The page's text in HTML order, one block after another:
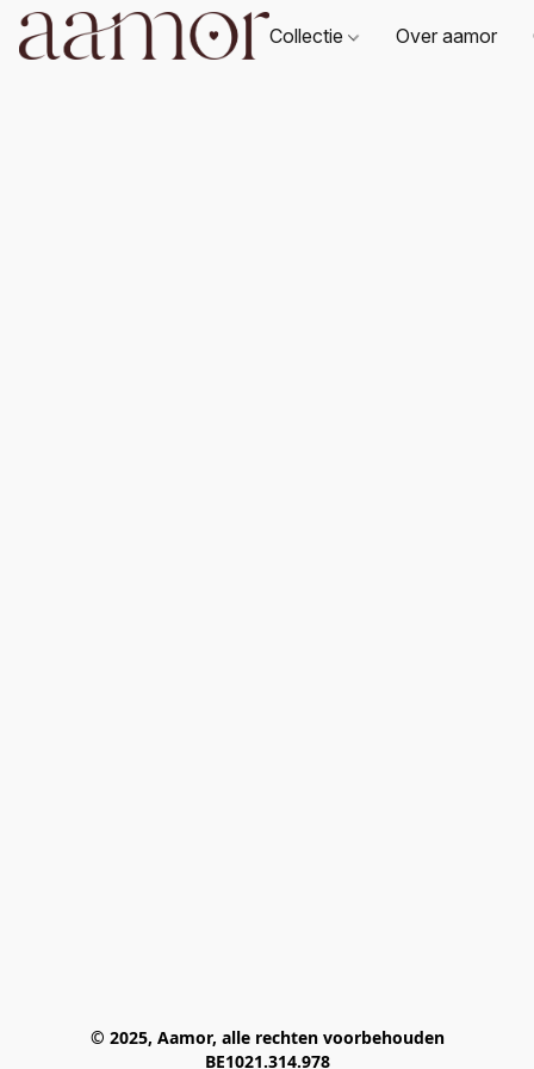
Collectie Over aamor
© 2025, Aamor, alle rechten voorbehouden
BE1021.314.978